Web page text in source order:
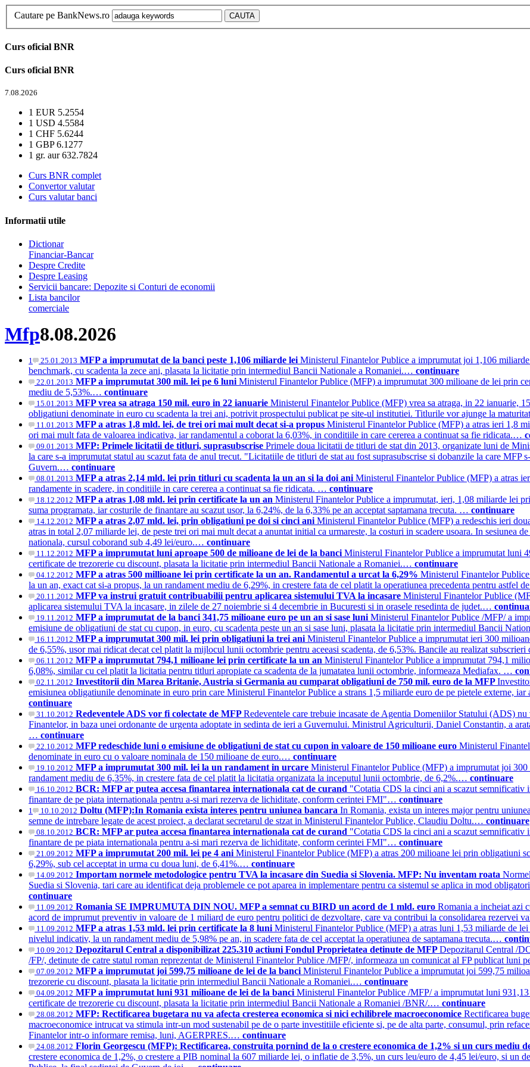
Cautare pe BankNews.ro
Curs oficial BNR
Curs oficial BNR
7.08.2026
1 EUR 5.2554
1 USD 4.5584
1 CHF 5.6244
1 GBP6.1277
1 gr. aur632.7824
Curs BNR complet
Convertor valutar
Curs valutar banci
Informatii utile
Dictionar
Financiar-Bancar
Despre Credite
Despre Leasing
Servicii bancare: Depozite si Conturi de economii
Lista bancilor
comerciale
Mfp8.08.2026
1 25.01.2013 MFP a imprumutat de la banci peste 1,106 miliarde lei Ministerul Finantelor Publice a imprumutat joi 1,106
benchmark, cu scadenta la zece ani, plasata la licitatie prin intermediul Bancii Nationale a Romaniei.… continuare
22.01.2013 MFP a imprumutat 300 mil. lei pe 6 luni Ministerul Finantelor Publice (MFP) a imprumutat 300 milioane de lei prin
mediu de 5,53%.… continuare
15.01.2013 MFP vrea sa atraga 150 mil. euro in 22 ianuarie Ministerul Finantelor Publice (MFP) vrea sa atraga, in 22 ianuarie,
obligatiuni denominate in euro cu scadenta la trei ani, potrivit prospectului publicat pe site-ul institutiei. Titlurile vor ajunge la
11.01.2013 MFP a atras 1,8 mld. lei, de trei ori mai mult decat si-a propus Ministerul Finantelor Publice (MFP) a atras ieri 1,8
ori mai mult fata de valoarea indicativa, iar randamentul a coborat la 6,03%, in conditiile in care cererea a continuat sa fie ridicata.…
09.01.2013 MFP: Primele licitatii de titluri, suprasubscrise Primele doua licitatii de titluri de stat din 2013, organizate luni de
la care s-a imprumutat statul au scazut fata de anul trecut. "Licitatiile de titluri de stat au fost suprasubscrise si dobanzile la care
Guvern.… continuare
08.01.2013 MFP a atras 2,14 mld. lei prin titluri cu scadenta la un an si la doi ani Ministerul Finantelor Publice (MFP) a atras
randamente in scadere, in conditiile in care cererea a continuat sa fie ridicata. … continuare
18.12.2012 MFP a atras 1,08 mld. lei prin certificate la un an Ministerul Finantelor Publice a imprumutat, ieri, 1,08 miliarde lei
suma programata, iar costurile de finantare au scazut usor, la 6,24%, de la 6,33% pe an acceptat saptamana trecuta. … continuare
14.12.2012 MFP a atras 2,07 mld. lei, prin obligatiuni pe doi si cinci ani Ministerul Finantelor Publice (MFP) a redeschis ieri
atras in total 2,07 miliarde lei, de peste trei ori mai mult decat a anuntat initial ca urmareste, la costuri in scadere usoara. In sesiunea
nationala, cursul coborand sub 4,49 lei/euro.… continuare
11.12.2012 MFP a imprumutat luni aproape 500 de milioane de lei de la banci Ministerul Finantelor Publice a imprumutat luni
certificate de trezorerie cu discount, plasata la licitatie prin intermediul Bancii Nationale a Romaniei.… continuare
04.12.2012 MFP a atras 500 millioane lei prin certificate la un an. Randamentul a urcat la 6,29% Ministerul Finantelor
la un an, exact cat si-a propus, la un randament mediu de 6,29%, in crestere fata de cel platit la operatiunea precedenta pentru astfel
20.11.2012 MFP va instrui gratuit contribuabilii pentru aplicarea sistemului TVA la incasare Ministerul Finantelor Publice
aplicarea sistemului TVA la incasare, in zilele de 27 noiembrie si 4 decembrie in Bucuresti si in orasele resedinta de judet.…
19.11.2012 MFP a imprumutat de la banci 341,75 milioane euro pe un an si sase luni Ministerul Finantelor Publice /MFP/ a
emisiune de obligatiuni de stat cu cupon, in euro, cu scadenta peste un an si sase luni, plasata la licitatie prin intermediul Bancii
16.11.2012 MFP a imprumutat 300 mil. lei prin obligatiuni la trei ani Ministerul Finantelor Publice a imprumutat ieri 300
de 6,55%, usor mai ridicat decat cel platit la mijlocul lunii octombrie pentru aceeasi scadenta, de 6,53%. Bancile au realizat
06.11.2012 MFP a imprumutat 794,1 milioane lei prin certificate la un an Ministerul Finantelor Publice a imprumutat 794,1
6,08%, similar cu cel platit la licitatia pentru titluri apropiate ca scadenta de la jumatatea lunii octombrie, informeaza Mediafax. …
02.11.2012 Investitorii din Marea Britanie, Austria si Germania au cumparat obligatiuni de 750 mil. euro de la MFP
emisiunea obligatiunile denominate in euro prin care Ministerul Finantelor Publice a strans 1,5 miliarde euro de pe pietele externe,
continuare
31.10.2012 Redeventele ADS vor fi colectate de MFPRedeventele care trebuie incasate de Agentia Domeniilor Statului (ADS)
Finantelor, in baza unei ordonante de urgenta adoptate in sedinta de ieri a Guvernului. Ministrul Agriculturii, Daniel Constantin, a
… continuare
22.10.2012 MFP redeschide luni o emisiune de obligatiuni de stat cu cupon in valoare de 150 milioane euro Ministerul
denominate in euro cu o valoare nominala de 150 milioane de euro.… continuare
19.10.2012 MFP a imprumutat 300 mil. lei la un randament in urcare Ministerul Finantelor Publice (MFP) a imprumutat joi
randament mediu de 6,35%, in crestere fata de cel platit la licitatia organizata la inceputul lunii octombrie, de 6,2%.… continuare
16.10.2012 BCR: MFP ar putea accesa finantarea internationala cat de curand "Cotatia CDS la cinci ani a scazut semnificativ
finantare de pe piata internationala pentru a-si mari rezerva de lichiditate, conform cerintei FMI"… continuare
1 10.10.2012 Doltu (MFP):In Romania exista interes pentru uniunea bancara In Romania, exista un interes major pentru
semne de intrebare legate de acest proiect, a declarat secretarul de stzat in Ministerul Finantelor Publice, Claudiu Doltu.… continuare
08.10.2012 BCR: MFP ar putea accesa finantarea internationala cat de curand "Cotatia CDS la cinci ani a scazut semnificativ
finantare de pe piata internationala pentru a-si mari rezerva de lichiditate, conform cerintei FMI"… continuare
21.09.2012 MFP a imprumutat 200 mil. lei pe 4 ani Ministerul Finantelor Publice (MFP) a atras 200 milioane lei prin obligatiuni
6,29%, sub cel acceptat in urma cu doua luni, de 6,41%.… continuare
14.09.2012 Importam normele metodologice pentru TVA la incasare din Suedia si Slovenia. MFP: Nu inventam roata
Suedia si Slovenia, tari care au identificat deja problemele ce pot aparea in implementare pentru ca sistemul se aplica in mod
continuare
11.09.2012 Romania SE IMPRUMUTA DIN NOU. MFP a semnat cu BIRD un acord de 1 mld. euro Romania a incheiat azi
acord de imprumut preventiv in valoare de 1 miliard de euro pentru politici de dezvoltare, care va contribui la consolidarea rezervei
11.09.2012 MFP a atras 1,53 mld. lei prin certificate la 8 luni Ministerul Finantelor Publice (MFP) a atras luni 1,53 miliarde de
nivelul indicativ, la un randament mediu de 5,98% pe an, in scadere fata de cel acceptat la operatiunea de saptamana trecuta.…
10.09.2012 Depozitarul Central a disponibilizat 225.310 actiuni Fondul Proprietatea detinute de MFPDepozitarul Central /
/FP/, detinute de catre statul roman reprezentat de Ministerul Finantelor Publice /MFP/, informeaza un comunicat al FP publicat
07.09.2012 MFP a imprumutat joi 599,75 milioane de lei de la banci Ministerul Finantelor Publice a imprumutat joi 599,75
trezorerie cu discount, plasata la licitatie prin intermediul Bancii Nationale a Romaniei.… continuare
04.09.2012 MFP a imprumutat luni 931 milioane de lei de la banci Ministerul Finantelor Publice /MFP/ a imprumutat luni
certificate de trezorerie cu discount, plasata la licitatie prin intermediul Bancii Nationale a Romaniei /BNR/.… continuare
28.08.2012 MFP: Rectificarea bugetara nu va afecta cresterea economica si nici echilibrele macroeconomice Rectificarea
macroeconomice intrucat va stimula intr-un mod sustenabil pe de o parte investitiile eficiente si, pe de alta parte, consumul, prin
Finantelor intr-o informare remisa, luni, AGERPRES.… continuare
24.08.2012 Florin Georgescu (MFP): Rectificarea, construita pornind de la o crestere economica de 1,2% si un curs mediu
crestere economica de 1,2%, o crestere a PIB nominal la 607 miliarde lei, o inflatie de 3,5%, un curs leu/euro de 4,45 lei/euro, si un